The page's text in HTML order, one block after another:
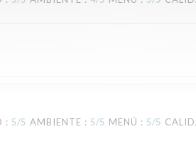
: 5/5 AMBIENTE : 5/5 MENÚ : 5/5